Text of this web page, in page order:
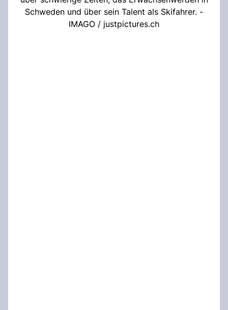
Schweden und über sein Talent als Skifahrer. -
IMAGO / justpictures.ch